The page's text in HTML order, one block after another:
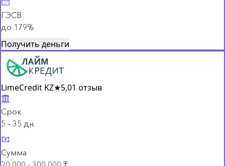
ГЭСВ
до 179%
Получить деньги
LimeCredit KZ★5,01 отзыв
Срок
5 – 35 дн.
Сумма